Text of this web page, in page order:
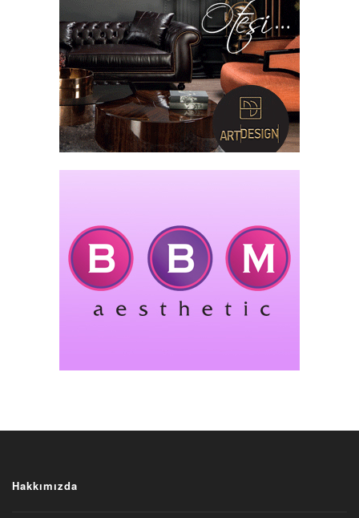
Hakkımızda